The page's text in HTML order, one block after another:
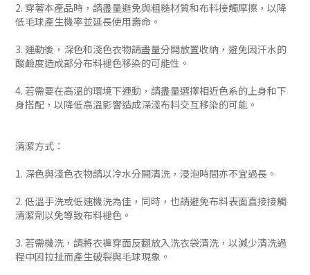
2. 穿著本產品時，請盡量避免與粗糙材質和布料接觸摩擦，以降
低毛球產生機率並延長使用壽命。
3. 運動後，深色和淺色衣物請盡量分開放置收納，避免因汗水的
酸鹼度造成部分布料褪色移染的可能性。
4. 若需要在高溫的環境下運動，請盡量選擇相近色系的上身和下
身搭配，以降低高溫影響造成深淺布料交互移染的可能。
清潔方式：
1. 深色與淺色衣物請以冷水分開清洗，浸泡時間亦不宜過長。
2. 低溫手洗或低速機洗為佳，同時，也請避免布料表面直接接觸
清潔劑以免導致布料褪色。
3. 若需機洗，請將衣褲穿面反翻放入洗衣袋清洗，以減少清洗過
程中因拉扯而產生破裂與毛球現象。